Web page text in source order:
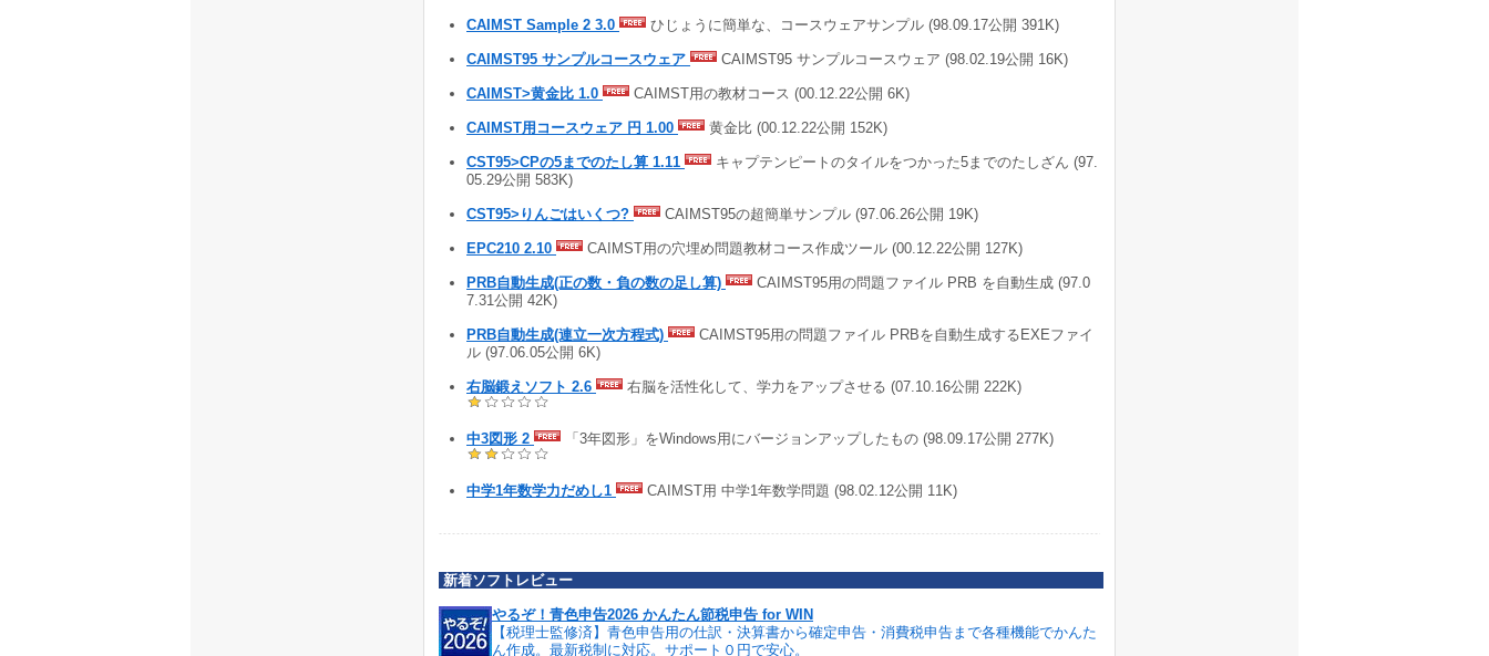
CAIMST Sample 2 3.0 ひじょうに簡単な、コースウェアサンプル (98.09.17公開 391K)
CAIMST95 サンプルコースウェア CAIMST95 サンプルコースウェア (98.02.19公開 16K)
CAIMST>黄金比 1.0 CAIMST用の教材コース (00.12.22公開 6K)
CAIMST用コースウェア 円 1.00 黄金比 (00.12.22公開 152K)
CST95>CPの5までのたし算 1.11
キャプテンピートのタイルをつかった5までのたしざん (97.
05.29公開 583K)
CST95>りんごはいくつ? CAIMST95の超簡単サンプル (97.06.26公開 19K)
EPC210 2.10 CAIMST用の穴埋め問題教材コース作成ツール (00.12.22公開 127K)
PRB自動生成(正の数・負の数の足し算)
CAIMST95用の問題ファイル PRB を自動生成 (97.0
7.31公開 42K)
PRB自動生成(連立一次方程式)
CAIMST95用の問題ファイル PRBを自動生成するEXEファイ
ル (97.06.05公開 6K)
右脳鍛えソフト 2.6 右脳を活性化して、学力をアップさせる (07.10.16公開 222K)
中3図形 2 「3年図形」をWindows用にバージョンアップしたもの (98.09.17公開 277K)
中学1年数学力だめし1 CAIMST用 中学1年数学問題 (98.02.12公開 11K)
新着ソフトレビュー
やるぞ！青色申告2026 かんたん節税申告 for WIN
【税理士監修済】青色申告用の仕訳・決算書から確定申告・消費税申告まで各種機能でかんた
ん作成。最新税制に対応。サポート０円で安心。